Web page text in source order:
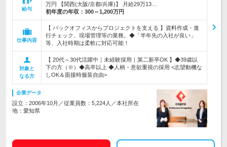
給与
万円 【関西(大阪/京都/兵庫)】 月給29万13…
初年度の年収： 300～1,200万円
仕事内容
【 バックオフィスからプロジェクトを支える 】資料作成・進
行チェック、現場管理等の業務。◆「半年先の入社が良い」
等、入社時期は柔軟に対応可能！
対象と
なる方
【 20代～30代活躍中｜未経験採用｜第二新卒OK 】◆39歳以
下の方（※）◆高卒以上 ◆人柄・意欲重視の採用 <志望動機な
しOK＆面接時服装自由>
企業データ
設立：2006年10月／従業員数：5,224人／本社所在
地：愛知県